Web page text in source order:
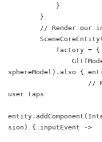
sphereModel).also {
user taps
sion) { inputEvent ->